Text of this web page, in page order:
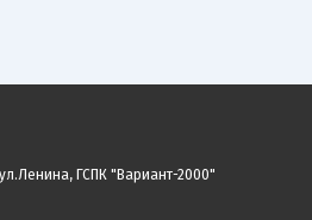
ГСПК "Вариант-2000"